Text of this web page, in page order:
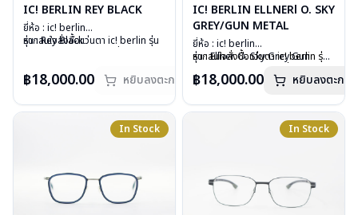
IC! BERLIN REY BLACK
ยี่ห้อ : ic! berlin
รุ่น : Rey Black
อุปกรณ์ : กล่องแว่น, ผ้าเช็ดแว่น
การรับประกัน : 1 ปี
หากสนใจสั่งชื้อแว่นตา ic! berlin รุ่น
สินค้าหมดสต๊อกชั่วคราวหากต้องการ
คลิก
฿18,000.00 หยิบลงตะกร้า
IC! BERLIN ELLNERl O. SKY
GREY/GUN METAL
ยี่ห้อ : ic! berlin
รุ่น : Ellner O. Sky Grey Gun
วัสดุ : stainless metal sheet +
เลนส์ : Demo lens
หากสนใจสั่งชื้อแว่นตา ic! berlin รุ่น
กรุณาติดต่อเราคลิก
฿18,000.00 หยิบลงตะกร้า
In Stock In Stock